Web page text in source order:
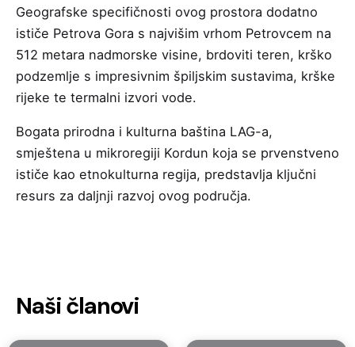
Geografske specifičnosti ovog prostora dodatno
ističe Petrova Gora s najvišim vrhom Petrovcem na
512 metara nadmorske visine, brdoviti teren, krško
podzemlje s impresivnim špiljskim sustavima, krške
rijeke te termalni izvori vode.
Bogata prirodna i kulturna baština LAG-a,
smještena u mikroregiji Kordun koja se prvenstveno
ističe kao etnokulturna regija, predstavlja ključni
resurs za daljnji razvoj ovog područja.
Našičlanovi